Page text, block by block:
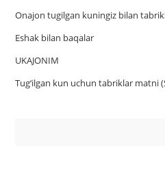
Onajon tugilgan kuningiz bilan
Eshak bilan baqalar
UKAJONIM
Tug‘ilgan kun uchun tabriklar matni